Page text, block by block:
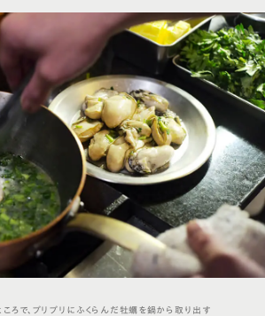
ろで、プリプリにふくらんだ牡蠣を鍋から取り出す